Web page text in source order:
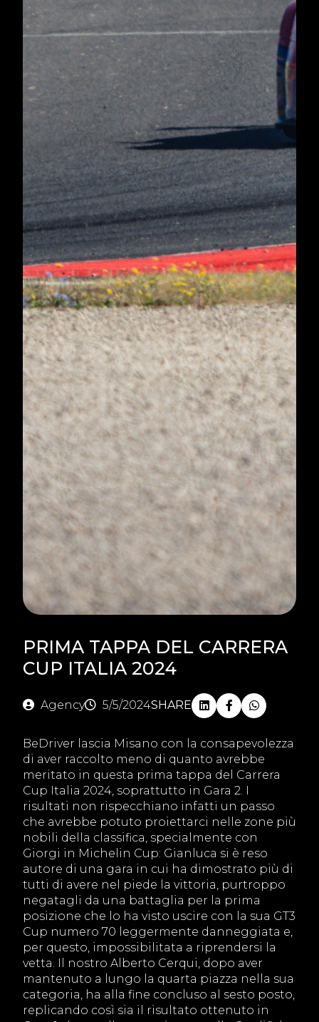
PRIMA TAPPA DEL CARRERA
CUP ITALIA 2024
Agency 5/5/2024SHARE
BeDriver lascia Misano con la consapevolezza
di aver raccolto meno di quanto avrebbe
meritato in questa prima tappa del Carrera
Cup Italia 2024, soprattutto in Gara 2. I
risultati non rispecchiano infatti un passo
che avrebbe potuto proiettarci nelle zone più
nobili della classifica, specialmente con
Giorgi in Michelin Cup: Gianluca si è reso
autore di una gara in cui ha dimostrato più di
tutti di avere nel piede la vittoria, purtroppo
negatagli da una battaglia per la prima
posizione che lo ha visto uscire con la sua GT3
Cup numero 70 leggermente danneggiata e,
per questo, impossibilitata a riprendersi la
vetta. Il nostro Alberto Cerqui, dopo aver
mantenuto a lungo la quarta piazza nella sua
categoria, ha alla fine concluso al sesto posto,
replicando così sia il risultato ottenuto in